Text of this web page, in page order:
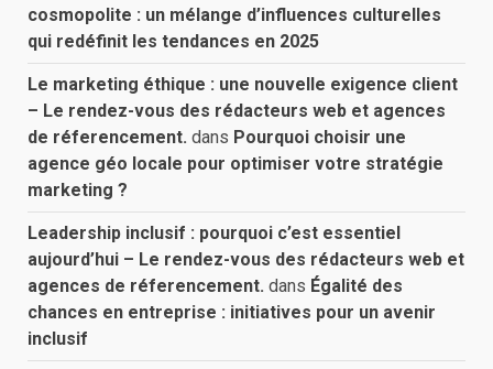
cosmopolite : un mélange d’influences culturelles
qui redéfinit les tendances en 2025
Le marketing éthique : une nouvelle exigence client
– Le rendez-vous des rédacteurs web et agences
de réferencement. dans Pourquoi choisir une
agence géo locale pour optimiser votre stratégie
marketing ?
Leadership inclusif : pourquoi c’est essentiel
aujourd’hui – Le rendez-vous des rédacteurs web et
agences de réferencement. dans Égalité des
chances en entreprise : initiatives pour un avenir
inclusif